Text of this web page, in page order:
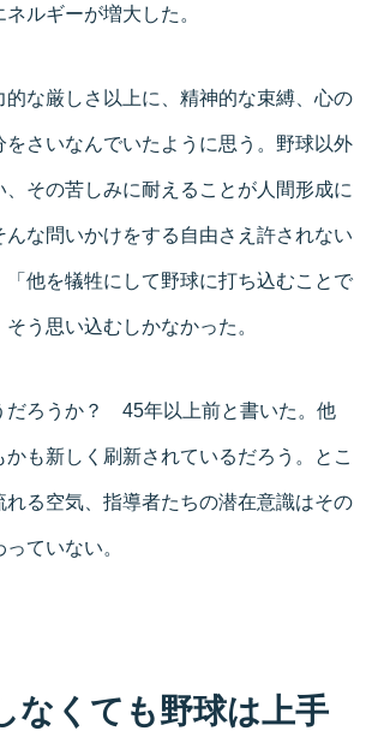
ルギーが増大した。
的な厳しさ以上に、精神的な束縛、心の
をさいなんでいたように思う。野球以外
その苦しみに耐えることが人間形成に
な問いかけをする自由さえ許されない
「他を犠牲にして野球に打ち込むことで
う思い込むしかなかった。
だろうか？ 45年以上前と書いた。他
も新しく刷新されているだろう。とこ
れる空気、指導者たちの潜在意識はその
ていない。
なくても野球は上手